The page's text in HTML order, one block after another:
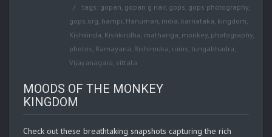
tags: gopan, gopan g nair, gops, gops photography,
gops.org, hampi, Hanuman, india, karnataka, kingdom,
Kishkinda, Kishkindha, mathanga, monkey, photography,
photos, Ramayana, Rishimuka, ruins, tungabhadra,
Vijayanagara, vittala
MOODS OF THE MONKEY
KINGDOM
Check out these breathtaking snapshots capturing the rich